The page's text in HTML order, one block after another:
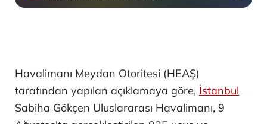
Havalimanı Meydan Otoritesi (HEAŞ)
tarafından yapılan açıklamaya göre, İstanbul
Sabiha Gökçen Uluslararası Havalimanı, 9